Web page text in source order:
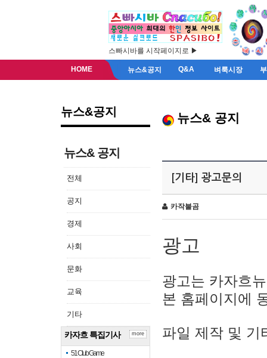
스빠시바를 시작페이지로 ▶
HOME 뉴스&공지 Q&A 벼룩시장
뉴스&공지
뉴스& 공지
전체
공지
경제
사회
문화
교육
기타
카자흐 특집기사
51 Club Game
more
뉴스& 공지
[기타] 광고문의
카작불곰
광고
광고는 카자흐
본 홈페이지에
파일 제작 및 기